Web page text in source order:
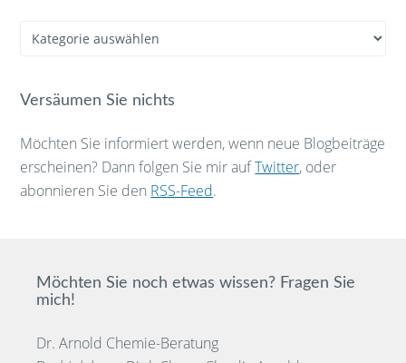
Themen:
Versäumen Sie nichts
Möchten Sie informiert werden, wenn neue Blogbeiträge
erscheinen? Dann folgen Sie mir aufTwitter, oder
abonnieren Sie den RSS-Feed.
Möchten Sie noch etwas wissen? Fragen Sie
mich!
Dr. Arnold Chemie-Beratung